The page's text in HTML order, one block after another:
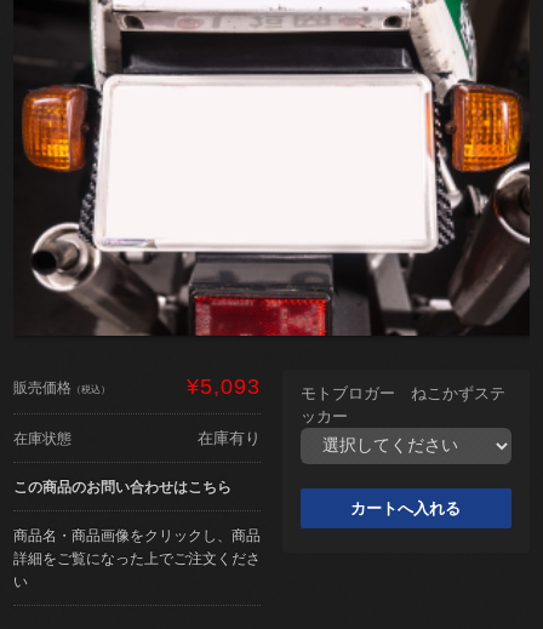
販売価格 （税込） ¥5,093
在庫状態 在庫有り
この商品のお問い合わせはこちら
商品名・商品画像をクリックし、商品
詳細をご覧になった上でご注文くださ
い
モトブロガー ねこかずステ
ッカー